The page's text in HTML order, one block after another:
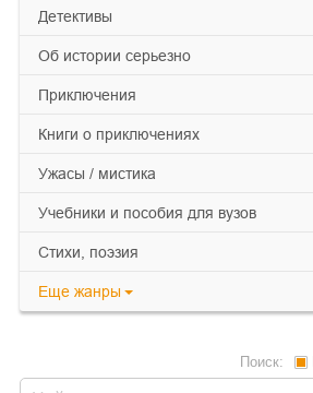
детективы
об истории серьезно
приключения
книги о приключениях
ужасы / мистика
учебники и пособия для вузов
cтихи, поэзия
Еще жанры
Поиск: